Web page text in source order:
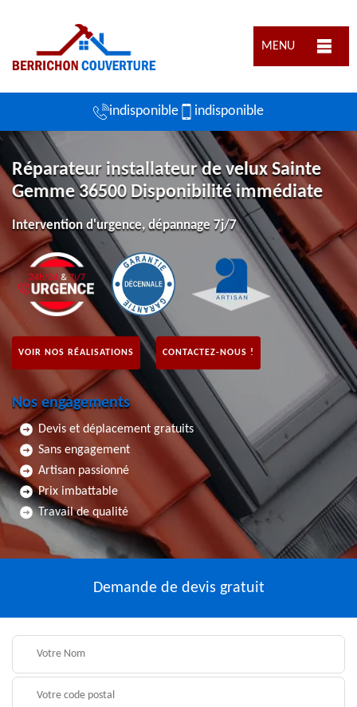
MENU
indisponible indisponible
Réparateur installateur de velux Sainte
Gemme 36500 Disponibilité immédiate
Intervention d'urgence, dépannage 7j/7
VOIR NOS RÉALISATIONS CONTACTEZ-NOUS !
Nos engagements
Devis et déplacement gratuits
Sans engagement
Artisan passionné
Prix imbattable
Travail de qualité
Demande de devis gratuit